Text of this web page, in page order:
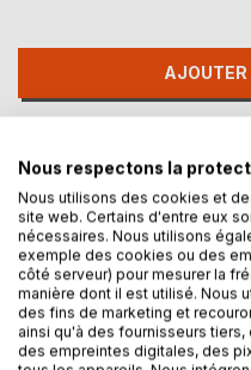
AJOUTER
Laisser un avis
DESCRIPTION
Nous respectons la
Nous utilisons des cookies et
site web. Certains d'entre eux
nécessaires. Nous utilisons
exemple des cookies ou des
côté serveur) pour mesurer la
manière dont il est utilisé. Nous
des fins de marketing et
ainsi qu'à des fournisseurs
des empreintes digitales, des